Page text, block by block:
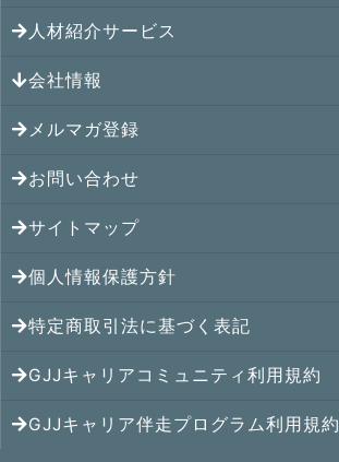
GJJキャリアコミュニティ
メキシコの就職情報
ヨーロッパの就職情報
オセアニアの就職情報
シンガポールの就職情報
マレーシアの就職情報
タイの就職情報
ベトナムの就職情報
インドネシアの就職情報
インドの就職情報
シンガポール就職の体験談
マレーシア就職の体験談
タイ就職の体験談
ベトナム就職の体験談
インドネシア就職の体験談
インド就職の体験談
フィリピン就職の体験談
ミャンマー就職の体験談
香港就職の体験談
シンガポールの求人
マレーシアの求人
タイの求人
ベトナムの求人
インドネシアの求人
インドの求人
フィリピンの求人
カンボジアの求人
ミャンマーの求人
人材紹介サービス
会社情報
アクセス
メンバー紹介
提携先
コンサルタント
メルマガ登録
お問い合わせ
サイトマップ
個人情報保護方針
特定商取引法に基づく表記
GJJキャリアコミュニティ利用規約
GJJキャリア伴走プログラム利用規約